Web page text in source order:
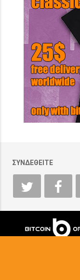
ΣΥΝΔΕΘΕΙΤΕ